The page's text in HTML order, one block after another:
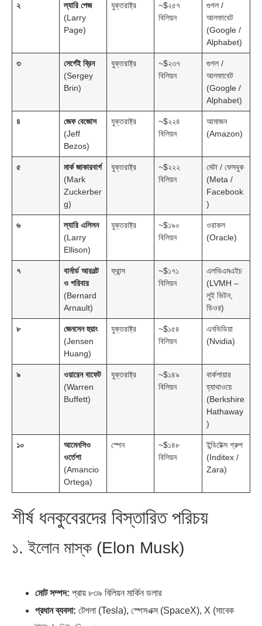
২
ল্যারি পেজ
(Larry
Page)
যুক্তরাষ্ট্র
~$২৫৭
বিলিয়ন
গুগল /
আলফাবেট
(Google /
Alphabet)
৩
সের্গেই ব্রিন
(Sergey
Brin)
যুক্তরাষ্ট্র
~$২৩৭
বিলিয়ন
গুগল /
আলফাবেট
(Google /
Alphabet)
৪
জেফ বেজোস
(Jeff
Bezos)
যুক্তরাষ্ট্র
~$২২৪
বিলিয়ন
আমাজন
(Amazon)
৫
মার্ক জাকারবার্গ
(Mark
Zuckerber
g)
যুক্তরাষ্ট্র
~$২২২
বিলিয়ন
মেটা / ফেসবুক
(Meta /
Facebook
)
৬
ল্যারি এলিসন
(Larry
Ellison)
যুক্তরাষ্ট্র
~$১৯০
বিলিয়ন
ওরাকল
(Oracle)
৭
বার্নার্ড আরনল্ট
ও পরিবার
(Bernard
Arnault)
ফ্রান্স
~$১৭১
বিলিয়ন
এলভিএমএইচ
(LVMH –
লুই ভিটন,
ডিওর)
৮
জেনসেন হুয়াং
(Jensen
Huang)
যুক্তরাষ্ট্র
~$১৫৪
বিলিয়ন
এনভিডিয়া
(Nvidia)
৯
ওয়ারেন বাফেট
(Warren
Buffett)
যুক্তরাষ্ট্র
~$১৪৯
বিলিয়ন
বার্কশায়ার
হ্যাথাওয়ে
(Berkshire
Hathaway
)
১০
আমেনসিও
ওর্তেগা
(Amancio
Ortega)
স্পেন
~$১৪৮
বিলিয়ন
ইন্ডিটেক্স গ্রুপ
(Inditex /
Zara)
শীর্ষ ধনকুবেরদের বিস্তারিত পরিচয়
১. ইলোন মাস্ক (Elon Musk)
মোট সম্পদ: প্রায় ৮৩৯ বিলিয়ন মার্কিন ডলার
প্রধান ব্যবসা: টেপলা (Tesla), স্পেসএক্স (SpaceX), X (সাবেক